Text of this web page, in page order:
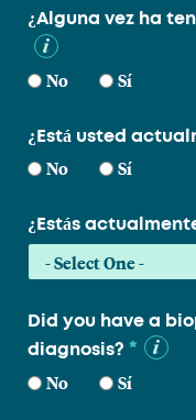
¿Alguna vez ha
No Sí
¿Está usted
No Sí
¿Estás
Did you have a
diagnosis? *
No Sí